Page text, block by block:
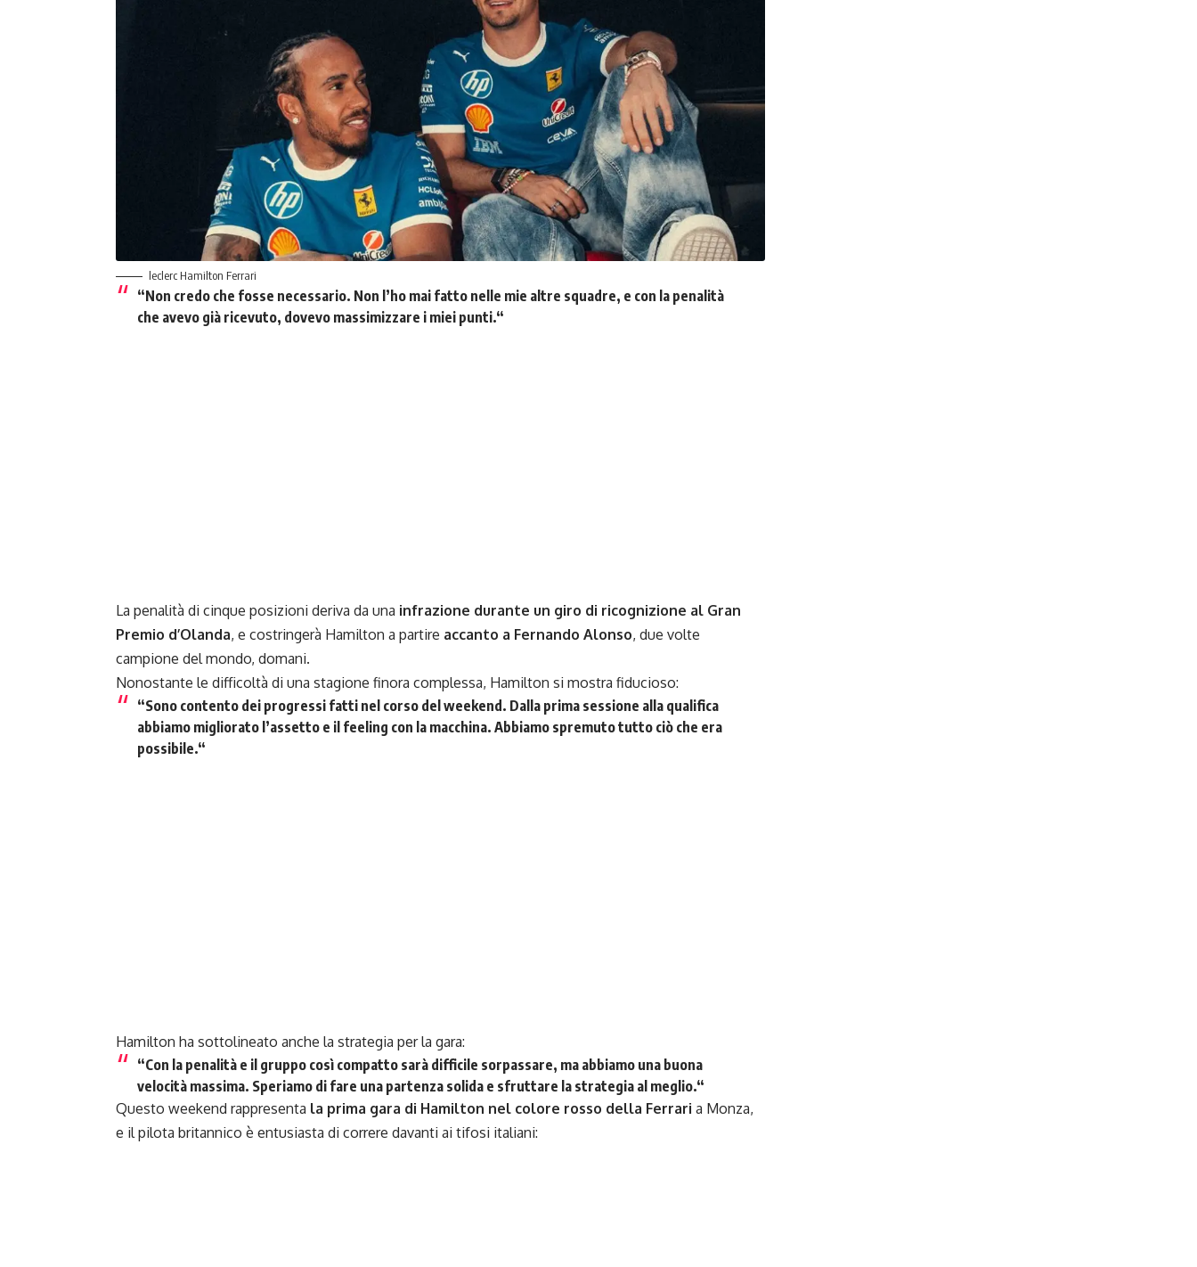
leclerc Hamilton Ferrari
“Non credo che fosse necessario. Non l’ho mai fatto nelle mie altre squadre, e con la penalità
che avevo già ricevuto, dovevo massimizzare i miei punti.“
La penalità di cinque posizioni deriva da una infrazione durante un giro di ricognizione al Gran
Premio d’Olanda, e costringerà Hamilton a partire accanto a Fernando Alonso, due volte
campione del mondo, domani.
Nonostante le difficoltà di una stagione finora complessa, Hamilton si mostra fiducioso:
“Sono contento dei progressi fatti nel corso del weekend. Dalla prima sessione alla qualifica
abbiamo migliorato l’assetto e il feeling con la macchina. Abbiamo spremuto tutto ciò che era
possibile.“
Hamilton ha sottolineato anche la strategia per la gara:
“Con la penalità e il gruppo così compatto sarà difficile sorpassare, ma abbiamo una buona
velocità massima. Speriamo di fare una partenza solida e sfruttare la strategia al meglio.“
Questo weekend rappresenta la prima gara di Hamilton nel colore rosso della Ferrari a Monza,
e il pilota britannico è entusiasta di correre davanti ai tifosi italiani: